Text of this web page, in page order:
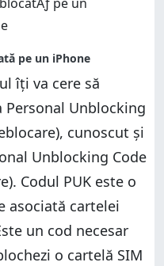
îți va cere să
Personal Unblocking
cunoscut și
Unblocking Code
Codul PUK este o
asociată cartelei
un cod necesar
o cartelă SIM